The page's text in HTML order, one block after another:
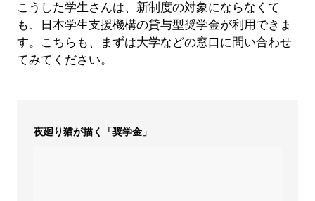
こうした学生さんは、新制度の対象にならなくて
も、日本学生支援機構の貸与型奨学金が利用できま
す。こちらも、まずは大学などの窓口に問い合わせ
てみてください。
夜廻り猫が描く「奨学金」